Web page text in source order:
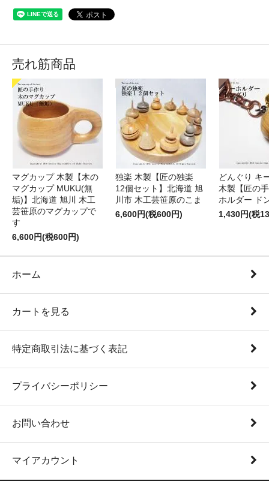
売れ筋商品
マグカップ 木製【木の
マグカップ MUKU(無
垢)】北海道 旭川 木工
芸笹原のマグカップで
す
6,600円(税600円)
独楽 木製【匠の独楽
12個セット】北海道 旭
川市 木工芸笹原のこま
6,600円(税600円)
どんぐり キ
木製【匠の
ホルダー ド
1,430円(税
ホーム
カートを見る
特定商取引法に基づく表記
プライバシーポリシー
お問い合わせ
マイアカウント